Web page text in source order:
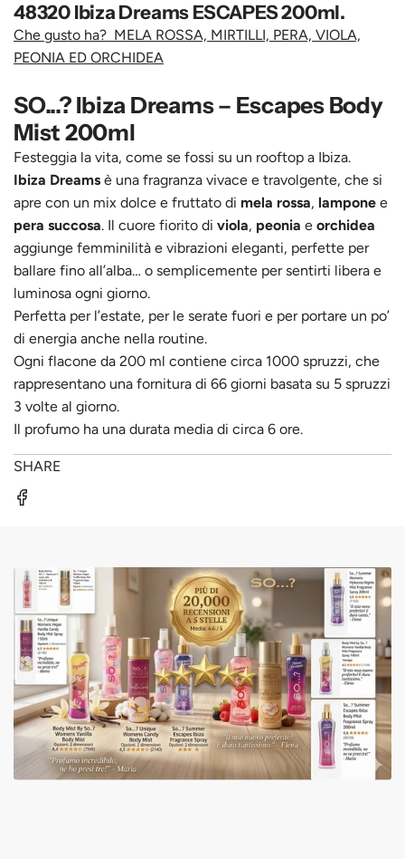
48320 Ibiza Dreams ESCAPES 200ml.
Che gusto ha? MELA ROSSA, MIRTILLI, PERA, VIOLA,
PEONIA ED ORCHIDEA
SO...? Ibiza Dreams – Escapes Body
Mist 200ml
Festeggia la vita, come se fossi su un rooftop a Ibiza.
Ibiza Dreams è una fragranza vivace e travolgente, che si
apre con un mix dolce e fruttato di mela rossa, lampone e
pera succosa. Il cuore fiorito di viola, peonia e orchidea
aggiunge femminilità e vibrazioni eleganti, perfette per
ballare fino all’alba… o semplicemente per sentirti libera e
luminosa ogni giorno.
Perfetta per l’estate, per le serate fuori e per portare un po’
di energia anche nella routine.
Ogni flacone da 200 ml contiene circa 1000 spruzzi, che
rappresentano una fornitura di 66 giorni basata su 5 spruzzi
3 volte al giorno.
Il profumo ha una durata media di circa 6 ore.
SHARE